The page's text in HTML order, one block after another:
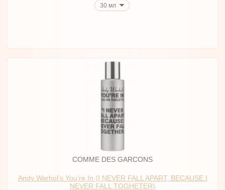
30 мл
COMME DES GARCONS
Andy Warhol's You're In (I NEVER FALL APART, BECAUSE I
NEVER FALL TOGHETER)